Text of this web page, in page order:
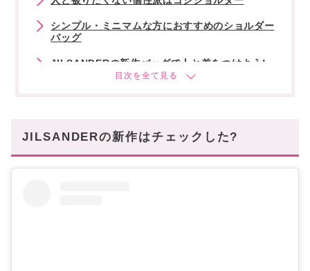
シンプル・ミニマムな方におすすめのショルダー
バッグ
JILSANDERの新作バッグで人と差をつけよう!
あなたにオススメの記事はこちら!
JILSANDERの新作はチェックした?